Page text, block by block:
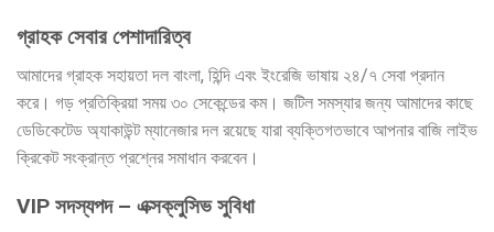
গ্রাহক সেবার পেশাদারিত্ব
আমাদের গ্রাহক সহায়তা দল বাংলা, হিন্দি এবং ইংরেজি ভাষায় ২৪/৭ সেবা প্রদান
করে। গড় প্রতিক্রিয়া সময় ৩০ সেকেন্ডের কম। জটিল সমস্যার জন্য আমাদের কাছে
ডেডিকেটেড অ্যাকাউন্ট ম্যানেজার দল রয়েছে যারা ব্যক্তিগতভাবে আপনার বাজি লাইভ
ক্রিকেট সংক্রান্ত প্রশ্নের সমাধান করবেন।
VIP সদস্যপদ – এক্সক্লুসিভ সুবিধা